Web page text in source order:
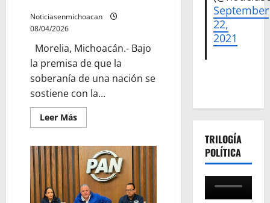
Noticiasenmichoacan
08/04/2026
Morelia, Michoacán.- Bajo
la premisa de que la
soberanía de una nación se
sostiene con la...
Leer MásLeer
más
Diputada
Julieta
García
Zepeda
realiza
conversatorio
September
22,
2021
TRILOGÍA
POLÍTICA